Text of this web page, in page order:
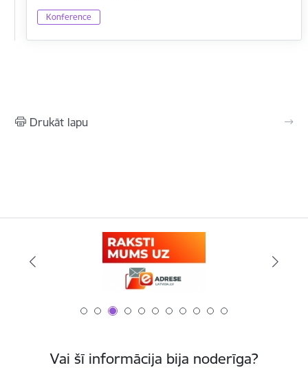
Konference
Drukāt lapu
Vai šī informācija bija noderīga?